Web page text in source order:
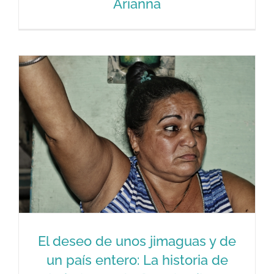
Arianna
El deseo de unos jimaguas y de
un país entero: La historia de